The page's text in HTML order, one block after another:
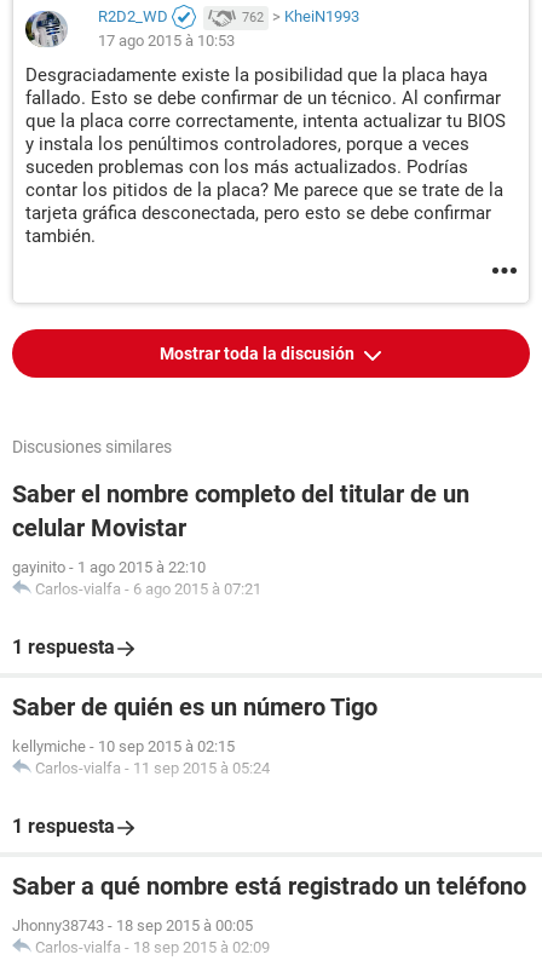
R2D2_WD 762 > KheiN1993
17 ago 2015 à 10:53
Desgraciadamente existe la posibilidad que la placa haya
fallado. Esto se debe confirmar de un técnico. Al confirmar
que la placa corre correctamente, intenta actualizar tu BIOS
y instala los penúltimos controladores, porque a veces
suceden problemas con los más actualizados. Podrías
contar los pitidos de la placa? Me parece que se trate de la
tarjeta gráfica desconectada, pero esto se debe confirmar
también.
Mostrar toda la discusión
Discusiones similares
Saber el nombre completo del titular de un
celular Movistar
gayinito - 1 ago 2015 à 22:10
Carlos-vialfa - 6 ago 2015 à 07:21
1 respuesta
Saber de quién es un número Tigo
kellymiche - 10 sep 2015 à 02:15
Carlos-vialfa - 11 sep 2015 à 05:24
1 respuesta
Saber a qué nombre está registrado un teléfono
Jhonny38743 - 18 sep 2015 à 00:05
Carlos-vialfa - 18 sep 2015 à 02:09